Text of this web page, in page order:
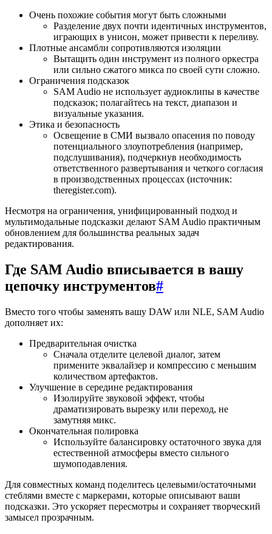
Очень похожие события могут быть сложными
Разделение двух почти идентичных инструментов,
играющих в унисон, может привести к переливу.
Плотные ансамбли сопротивляются изоляции
Вытащить один инструмент из полного оркестра
или сильно сжатого микса по своей сути сложно.
Ограничения подсказок
SAM Audio не использует аудиоклипы в качестве
подсказок; полагайтесь на текст, диапазон и
визуальные указания.
Этика и безопасность
Освещение в СМИ вызвало опасения по поводу
потенциального злоупотребления (например,
подслушивания), подчеркнув необходимость
ответственного развертывания и четкого согласия
в производственных процессах (источник:
theregister.com).
Несмотря на ограничения, унифицированный подход и
мультимодальные подсказки делают SAM Audio практичным
обновлением для большинства реальных задач
редактирования.
Где SAM Audio вписывается в вашу
цепочку инструментов#
Вместо того чтобы заменять вашу DAW или NLE, SAM Audio
дополняет их:
Предварительная очистка
Сначала отделите целевой диалог, затем
примените эквалайзер и компрессию с меньшим
количеством артефактов.
Улучшение в середине редактирования
Изолируйте звуковой эффект, чтобы
драматизировать вырезку или переход, не
замутняя микс.
Окончательная полировка
Используйте балансировку остаточного звука для
естественной атмосферы вместо сильного
шумоподавления.
Для совместных команд поделитесь целевыми/остаточными
стеблями вместе с маркерами, которые описывают ваши
подсказки. Это ускоряет пересмотры и сохраняет творческий
замысел прозрачным.